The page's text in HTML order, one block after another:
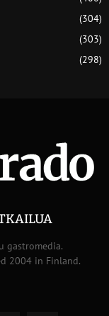
(304)
(303)
(298)
gastromedia.
2004 in Finland.